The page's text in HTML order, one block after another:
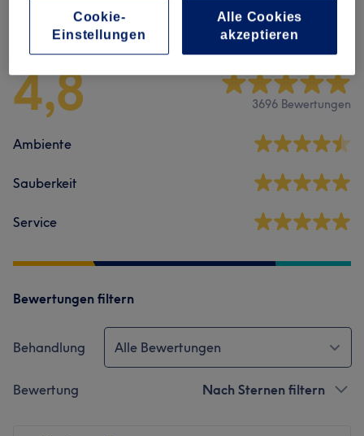
Salonbewertungen
4,8 3696 Bewertungen
Ambiente
Sauberkeit
Service
Bewertungen filtern
Behandlung Alle Bewertungen
Bewertung Nach Sternen filtern
Cookie-
Einstellungen
Alle Cookies
akzeptieren